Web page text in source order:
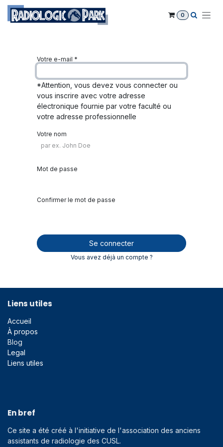
Se rendre au contenu
0
Votre e-mail *
*Attention, vous devez vous connecter ou
vous inscrire avec votre adresse
électronique fournie par votre faculté ou
votre adresse professionnelle
Votre nom
Mot de passe
Confirmer le mot de passe
Se connecter
Vous avez déjà un compte ?
Liens utiles
Accueil
À propos
Blog
Legal
Liens utiles
En bref
Ce site a été créé à l'initiative de l'association des anciens
assistants de radiologie des CUSL.